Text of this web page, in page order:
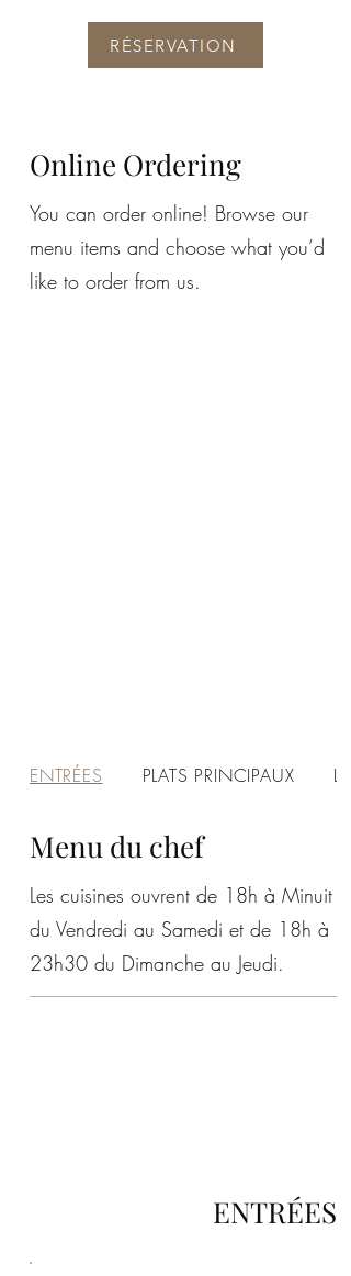
RÉSERVATION
Online Ordering
You can order online! Browse our
menu items and choose what you’d
like to order from us.
Menu du chef
Les cuisines ouvrent de 18h à Minuit
du Vendredi au Samedi et de 18h à
23h30 du Dimanche au Jeudi.
ENTRÉES
ENTRÉES PLATS PRINCIPAUX